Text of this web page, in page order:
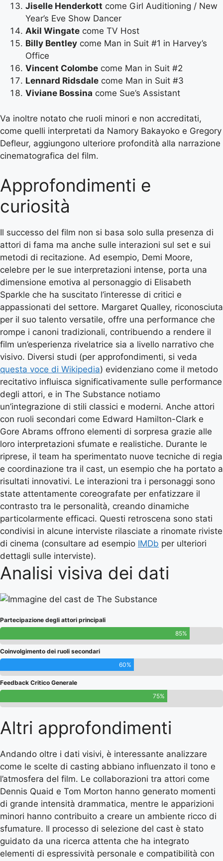
Jiselle Henderkott come Girl Auditioning / New
Year’s Eve Show Dancer
Akil Wingate come TV Host
Billy Bentley come Man in Suit #1 in Harvey’s
Office
Vincent Colombe come Man in Suit #2
Lennard Ridsdale come Man in Suit #3
Viviane Bossina come Sue’s Assistant
Va inoltre notato che ruoli minori e non accreditati,
come quelli interpretati da Namory Bakayoko e Gregory
Defleur, aggiungono ulteriore profondità alla narrazione
cinematografica del film.
Approfondimenti e
curiosità
Il successo del film non si basa solo sulla presenza di
attori di fama ma anche sulle interazioni sul set e sui
metodi di recitazione. Ad esempio, Demi Moore,
celebre per le sue interpretazioni intense, porta una
dimensione emotiva al personaggio di Elisabeth
Sparkle che ha suscitato l’interesse di critici e
appassionati del settore. Margaret Qualley, riconosciuta
per il suo talento versatile, offre una performance che
rompe i canoni tradizionali, contribuendo a rendere il
film un’esperienza rivelatrice sia a livello narrativo che
visivo. Diversi studi (per approfondimenti, si veda
questa voce di Wikipedia) evidenziano come il metodo
recitativo influisca significativamente sulle performance
degli attori, e in The Substance notiamo
un’integrazione di stili classici e moderni. Anche attori
con ruoli secondari come Edward Hamilton-Clark e
Gore Abrams offrono elementi di sorpresa grazie alle
loro interpretazioni sfumate e realistiche. Durante le
riprese, il team ha sperimentato nuove tecniche di regia
e coordinazione tra il cast, un esempio che ha portato a
risultati innovativi. Le interazioni tra i personaggi sono
state attentamente coreografate per enfatizzare il
contrasto tra le personalità, creando dinamiche
particolarmente efficaci. Questi retroscena sono stati
condivisi in alcune interviste rilasciate a rinomate riviste
di cinema (consultare ad esempio IMDb per ulteriori
dettagli sulle interviste).
Analisi visiva dei dati
Partecipazione degli attori principali
85%
Coinvolgimento dei ruoli secondari
60%
Feedback Critico Generale
75%
Altri approfondimenti
Andando oltre i dati visivi, è interessante analizzare
come le scelte di casting abbiano influenzato il tono e
l’atmosfera del film. Le collaborazioni tra attori come
Dennis Quaid e Tom Morton hanno generato momenti
di grande intensità drammatica, mentre le apparizioni
minori hanno contribuito a creare un ambiente ricco di
sfumature. Il processo di selezione del cast è stato
guidato da una ricerca attenta che ha integrato
elementi di espressività personale e compatibilità con